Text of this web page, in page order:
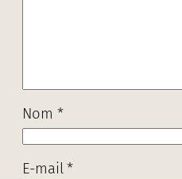
Nom *
E-mail*